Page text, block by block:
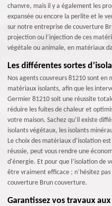
chanvre, mais il y a également les
expansée ou encore la perlite et le
sur notre entreprise de couverture
projection ou l’injection de ces
végétale ou animale, en matériaux
Les différentes sortes
Nos agents couvreurs 81210 sont
matériaux isolants, afin que les
Germier 81210 soit une réussite
réduire les fuites de chaleur et
votre maison. Sachez qu’il existe
isolants végétaux, les isolants
Le choix des matériaux d’isolation
réussie, peut vous rendre une
d'énergie. Et pour que l’isolation de
être vraiment efficace ; n’hésitez
couverture Brun couverture.
Garantissez vos travaux